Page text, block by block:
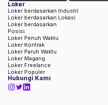
Loker
Loker berdasarkan Industri
Loker berdasarkan Lokasi
Loker berdasarkan
Posisi
Loker Penuh Waktu
Loker Kontrak
Loker Paruh Waktu
Loker Magang
Loker Freelance
Loker Populer
Hubungi Kami